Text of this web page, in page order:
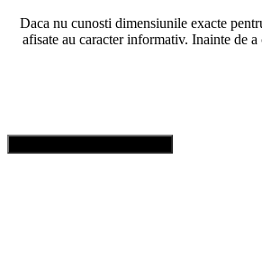
Daca nu cunosti dimensiunile exacte
afisate au caracter informativ. Inainte de